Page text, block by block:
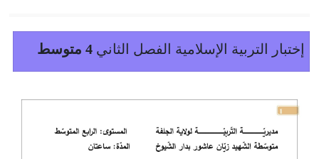
إختبار التربية الإسلامية الفصل الثاني 4 متوسط